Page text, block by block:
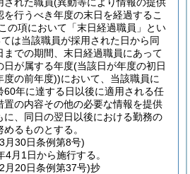
行うべき年度の末日を経過するこ
の項において「末日経過職員」とい
は当該職員が採用された日から同
までの期間、末日経過職員にあって
日が属する年度(当該日が年度の初日
度の前年度))において、当該職員に
60年に達する日以後に適用される任
置の内容その他の必要な情報を提供
に、同日の翌日以後における勤務の
るものとする。
月30日条例第8号)
月1日から施行する。
月20日条例第37号)抄